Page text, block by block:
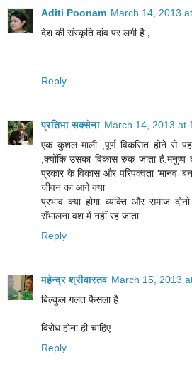
Aditi Poonam March 14, 2013
देश की संस्कृति दांव पर लगी है ,
Reply
प्रतिभा सक्सेना March 14, 2013 at
एक कुशल माली ,पूर्ण विकसित होने से
,क्योंकि उसका विकास रुक जाता है.मनुष्य
प्रकार के विकास और परिपक्वता 'मानव
जीवन का आगे क्या
प्रभाव क्या होगा व्यक्ति और समाज
सँभालना वश में नहीं रह जाता.
Reply
महेन्द्र श्रीवास्तव March 15, 2013
बिल्कुल गलत फैसला है
विरोध होना ही चाहिए..
Reply